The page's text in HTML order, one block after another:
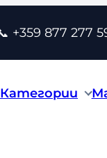
+359 877 277
Категории